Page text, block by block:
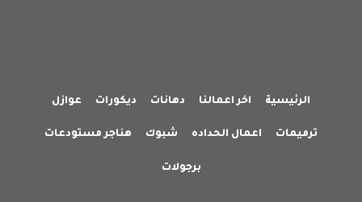
الرئيسية اخر اعمالنا دهانات ديكورات عوازل
ترميمات اعمال الحداده شبوك هناجر مستودعات
برجولات